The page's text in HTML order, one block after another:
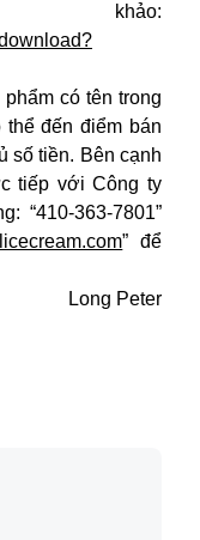
có tên trong
đến điểm bán
số tiền. Bên cạnh
tiếp với Công ty
“410-363-7801”
” để
Long Peter